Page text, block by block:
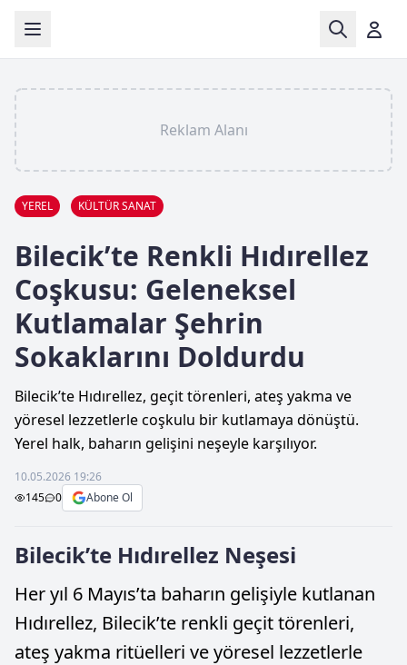
Reklam Alanı
YEREL KÜLTÜR SANAT
Bilecik’te Renkli Hıdırellez
Coşkusu: Geleneksel
Kutlamalar Şehrin
Sokaklarını Doldurdu
Bilecik’te Hıdırellez, geçit törenleri, ateş yakma ve
yöresel lezzetlerle coşkulu bir kutlamaya dönüştü.
Yerel halk, baharın gelişini neşeyle karşılıyor.
10.05.2026 19:26
145
0 Abone Ol
Bilecik’te Hıdırellez Neşesi
Her yıl 6 Mayıs’ta baharın gelişiyle kutlanan
Hıdırellez, Bilecik’te renkli geçit törenleri,
ateş yakma ritüelleri ve yöresel lezzetlerle